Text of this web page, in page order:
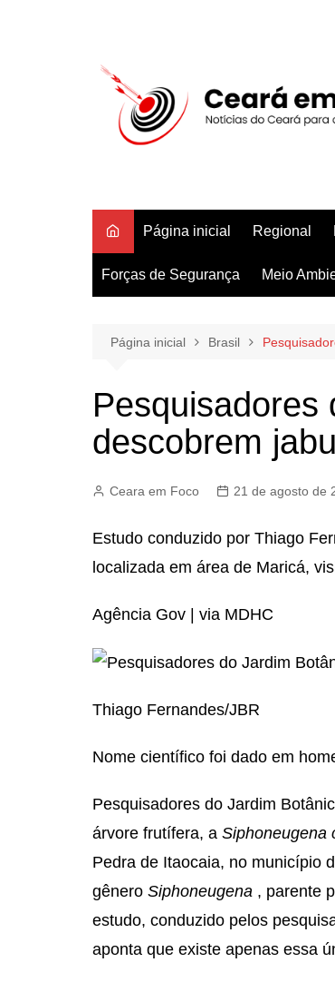
Página inicial Regional
Forças de Segurança Meio
Página inicial Brasil
Pesquisadores
descobrem
Ceara em Foco 21 de agosto de
Estudo conduzido por Thiago
localizada em área de Maricá,
Agência Gov | via MDHC
Thiago Fernandes/JBR
Nome científico foi dado em
Pesquisadores do Jardim
árvore frutífera, a Siphoneugena
Pedra de Itaocaia, no município
gênero Siphoneugena , parente
estudo, conduzido pelos
aponta que existe apenas essa